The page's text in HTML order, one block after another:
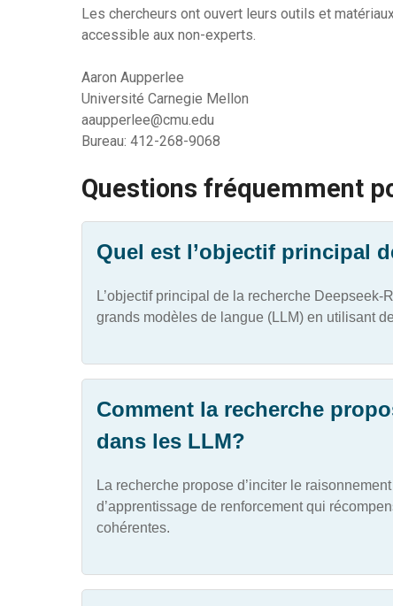
Les chercheurs ont ouvert leurs outils et
accessible aux non-experts.
Aaron Aupperlee
Université Carnegie Mellon
aaupperlee@cmu.edu
Bureau: 412-268-9068
Questions fréquemment
Quel est l’objectif principal
L’objectif principal de la recherche
grands modèles de langue (LLM) en utilisant
Comment la recherche
dans les LLM?
La recherche propose d’inciter le
d’apprentissage de renforcement qui
cohérentes.